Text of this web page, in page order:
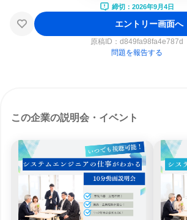
締切：2026年9月4日
エントリー画面へ
原稿ID： d849fa98fa4e787d
問題を報告する
この企業の説明会・イベント